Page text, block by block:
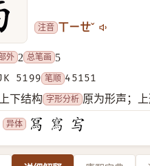
注音 ㄒㄧㄝˇ
外 2 总笔画 5
5199 笔顺 45151
上下结构 字形分析 原为形声；
异体